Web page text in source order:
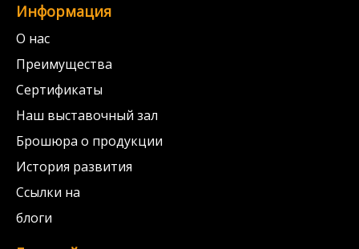
Информация
О нас
Преимущества
Сертификаты
Наш выставочный зал
Брошюра о продукции
История развития
Ссылки на
блоги